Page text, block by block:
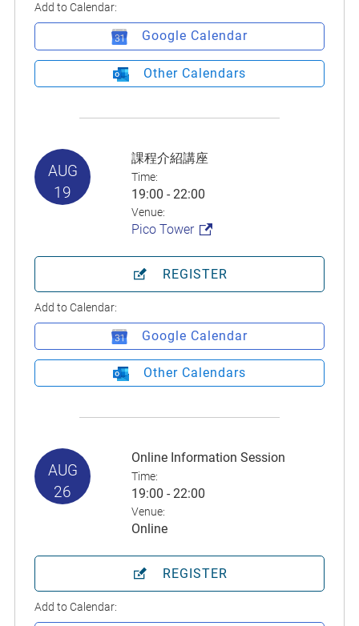
Add to Calendar:
Google Calendar
Other Calendars
AUG
19
課程介紹講座
Time:
19:00 - 22:00
Venue:
Pico Tower
REGISTER
Add to Calendar:
Google Calendar
Other Calendars
AUG
26
Online Information Session
Time:
19:00 - 22:00
Venue:
Online
REGISTER
Add to Calendar: